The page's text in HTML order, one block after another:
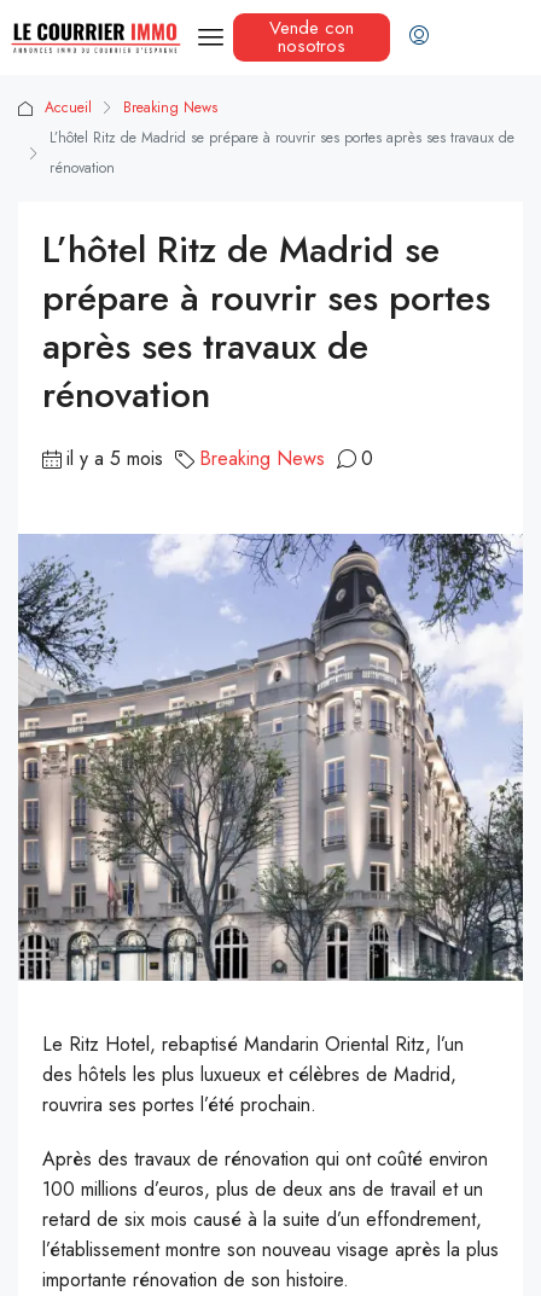
Vende con
nosotros
Accueil
Breaking News
L’hôtel Ritz de Madrid se prépare à rouvrir ses portes après ses travaux de
rénovation
L’hôtel Ritz de Madrid se
prépare à rouvrir ses portes
après ses travaux de
rénovation
il y a 5 mois Breaking News 0
Le Ritz Hotel, rebaptisé Mandarin Oriental Ritz, l’un
des hôtels les plus luxueux et célèbres de Madrid,
rouvrira ses portes l’été prochain.
Après des travaux de rénovation qui ont coûté environ
100 millions d’euros, plus de deux ans de travail et un
retard de six mois causé à la suite d’un effondrement,
l’établissement montre son nouveau visage après la plus
importante rénovation de son histoire.